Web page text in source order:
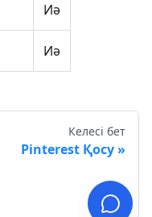
Иә
Иә
Келесі бет
Pinterest Қосу